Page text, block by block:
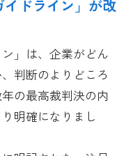
ドライン」が改
」は、企業がどん
判断のよりどころ
の最高裁判決の内
明確になりまし